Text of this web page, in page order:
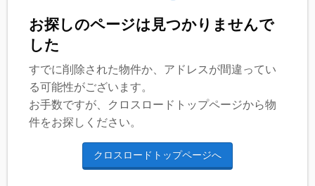
お探しのページは見つかりませんで
した
すでに削除された物件か、アドレスが間違ってい
る可能性がございます。
お手数ですが、クロスロードトップページから物
件をお探しください。
クロスロードトップページへ